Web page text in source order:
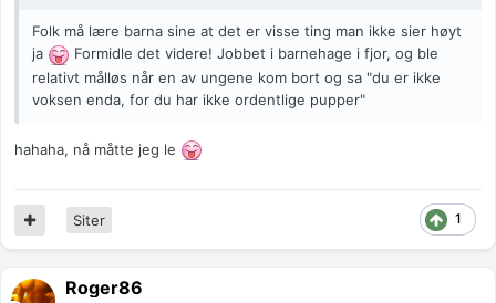
Folk må lære barna sine at det er visse ting man ikke sier høyt
ja
Formidle det videre! Jobbet i barnehage i fjor, og ble
relativt målløs når en av ungene kom bort og sa "du er ikke
voksen enda, for du har ikke ordentlige pupper"
hahaha, nå måtte jeg le
1
Siter
Roger86